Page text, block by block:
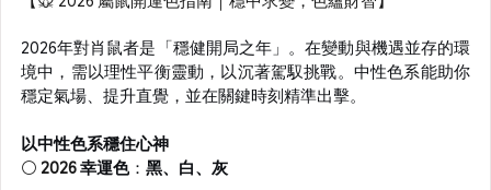
2026年對肖鼠者是「穩健開局之年」。在變動與機遇並存的環
境中，需以理性平衡靈動，以沉著駕馭挑戰。中性色系能助你
穩定氣場、提升直覺，並在關鍵時刻精準出擊。
以中性色系穩住心神
⚪ 2026 幸運色 ： 黑、白、灰